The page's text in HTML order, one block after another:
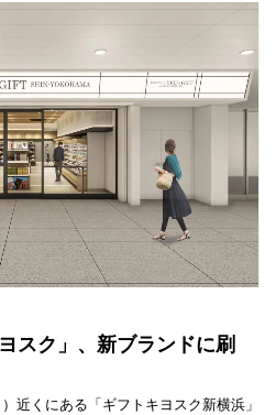
スク」、新ブランドに刷
近くにある「ギフトキヨスク新横浜」